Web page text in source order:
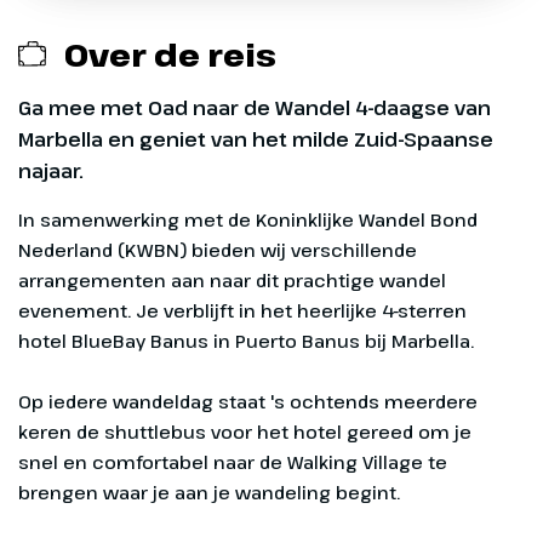
Over de reis
Ga mee met Oad naar de Wandel 4-daagse van
Marbella en geniet van het milde Zuid-Spaanse
najaar.
In samenwerking met de Koninklijke Wandel Bond
Nederland (KWBN) bieden wij verschillende
arrangementen aan naar dit prachtige wandel
evenement. Je verblijft in het heerlijke 4-sterren
hotel BlueBay Banus in Puerto Banus bij Marbella.
Op iedere wandeldag staat 's ochtends meerdere
keren de shuttlebus voor het hotel gereed om je
snel en comfortabel naar de Walking Village te
brengen waar je aan je wandeling begint.
Dag 1
Heenreis
Vandaag vertrek je vanaf
Amsterdam, Eindhoven of
Rotterdam voor jouw
Exclusief
Eventuele entreegelden
via Transavia.com
Deelname aan de Wandel 4Daagse van
Marbella à € 95 per persoon
Ophalen
Je wordt verwacht op woensdag 30 september
tussen 10 en 16 uur in de Walking Village, op de
Plaza del Mar, in Marbella. Bij de registratietent kun
je het polsbandje/deelnamebewijs voor de
inschrijfbewijs mee.